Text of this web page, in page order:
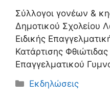
Σύλλογοι γονέων &
Δημοτικού Σχολείου
Ειδικής
Κατάρτισης Φθιώτιδας
Επαγγελματικού
Κατηγορίες
Εκδηλώσεις